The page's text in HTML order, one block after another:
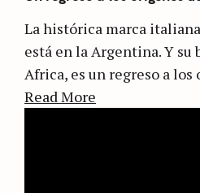
La histórica marca
está en la Argentina. Y
Africa, es un regreso a los
Read More